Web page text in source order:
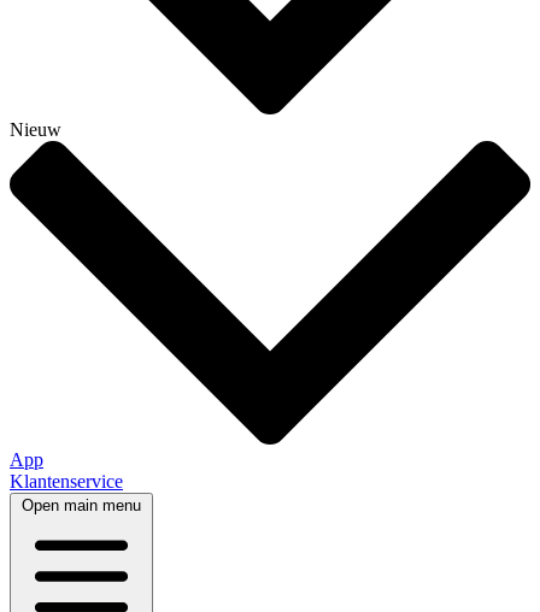
Nieuw
App
Klantenservice
Open main menu